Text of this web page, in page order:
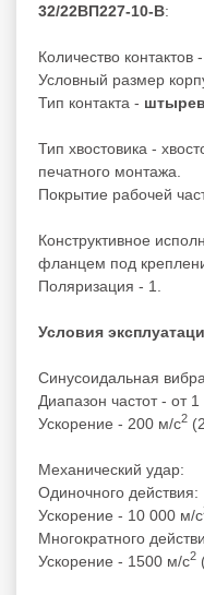
32/22ВП227-10-В:
Количество контактов -
Условный размер
Тип контакта -
Тип хвостовика -
печатного монтажа.
Покрытие рабочей
Конструктивное
фланцем под
Поляризация - 1.
Условия
Синусоидальная
Диапазон частот - от
Ускорение - 200 м/с2
Механический удар:
Одиночного действия:
Ускорение - 10 000 м/с
Многократного
Ускорение - 1500 м/с2